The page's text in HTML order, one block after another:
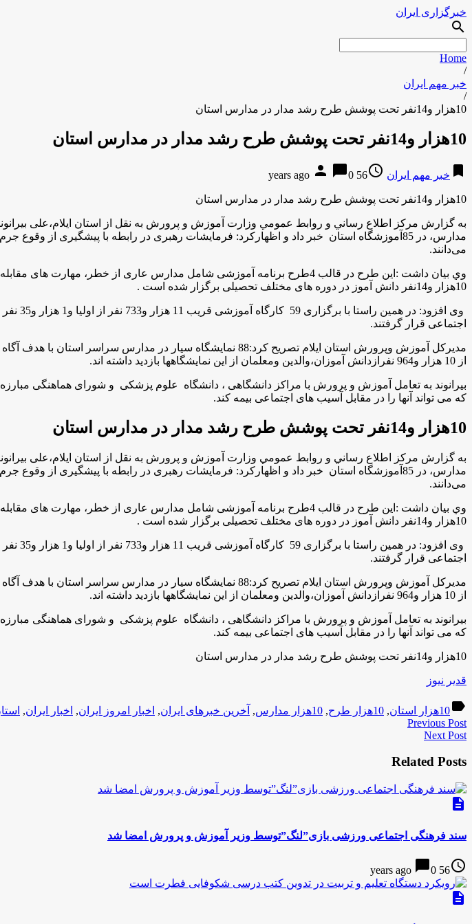
خبرگزاری ایران
search
Home
/
خبر مهم ایران
/
10هزار و14نفر تحت پوشش طرح رشد مدار در مدارس استان
10هزار و14نفر تحت پوشش طرح رشد مدار در مدارس استان
bookmark خبر مهم ایران access_time
56 years ago
person chat_bubble0
10هزار و14نفر تحت پوشش طرح رشد مدار در مدارس استان
به گزارش مركز اطلاع رساني و روابط عمومي وزارت آموزش و پرورش به نقل از استان ایلام،علی
مدارس، در 85آموزشگاه استان خبر داد و اظهاركرد: فرمایشات رهبری در رابطه با پیشگیری
می‌دانند.
وي بیان داشت :این طرح در قالب 4طرح برنامه آموزشی شامل مدارس عاری از
10هزار و14نفر دانش آموز در دوره های مختلف تحصیلی برگزار شده است .
اجتماعی قرار گرفتند.
مدیرکل آموزش وپرورش استان ایلام تصریح کرد:88 نمایشگاه سیار
از 10 هزار و964 نفرازدانش آموزان،والدین ومعلمان از این نمایشگاهها بازدید داشته اند.
بیرانوند به تعامل آموزش و پرورش با مراکز دانشگاهی ، دانشگاه علوم پزشکی و شورای هماهنگی
که می تواند آنها را در مقابل آسیب های اجتماعی بیمه کند.
10هزار و14نفر تحت پوشش طرح رشد مدار در مدارس استان
به گزارش مركز اطلاع رساني و روابط عمومي وزارت آموزش و پرورش به نقل از استان ایلام،علی
مدارس، در 85آموزشگاه استان خبر داد و اظهاركرد: فرمایشات رهبری در رابطه با پیشگیری
می‌دانند.
وي بیان داشت :این طرح در قالب 4طرح برنامه آموزشی شامل مدارس عاری از
10هزار و14نفر دانش آموز در دوره های مختلف تحصیلی برگزار شده است .
اجتماعی قرار گرفتند.
مدیرکل آموزش وپرورش استان ایلام تصریح کرد:88 نمایشگاه سیار
از 10 هزار و964 نفرازدانش آموزان،والدین ومعلمان از این نمایشگاهها بازدید داشته اند.
بیرانوند به تعامل آموزش و پرورش با مراکز دانشگاهی ، دانشگاه علوم پزشکی و شورای هماهنگی
که می تواند آنها را در مقابل آسیب های اجتماعی بیمه کند.
10هزار و14نفر تحت پوشش طرح رشد مدار در مدارس استان
قدیر نیوز
label10هزار استان , 10هزار طرح , 10هزار مدارس , آخرین خبرهای ایران, اخبار امروز ایران, اخبار ایران,
Previous Post
Next Post
Related Posts
description
سند فرهنگی اجتماعی ورزشی بازی”لنگ”توسط وزیر آموزش و پرورش امضا شد
access_time
56 years ago
chat_bubble0
description